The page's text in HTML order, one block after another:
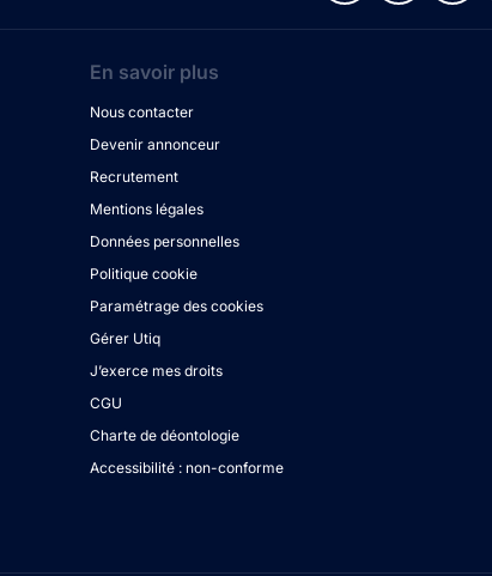
En savoir plus
Nous contacter
Devenir annonceur
Recrutement
Mentions légales
Données personnelles
Politique cookie
Paramétrage des cookies
Gérer Utiq
J’exerce mes droits
CGU
Charte de déontologie
Accessibilité : non-conforme